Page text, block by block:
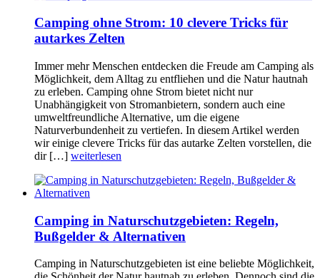
Camping ohne Strom: 10 clevere Tricks für
autarkes Zelten
Immer mehr Menschen entdecken die Freude am Camping als
Möglichkeit, dem Alltag zu entfliehen und die Natur hautnah
zu erleben. Camping ohne Strom bietet nicht nur
Unabhängigkeit von Stromanbietern, sondern auch eine
umweltfreundliche Alternative, um die eigene
Naturverbundenheit zu vertiefen. In diesem Artikel werden
wir einige clevere Tricks für das autarke Zelten vorstellen, die
dir […] weiterlesen
Camping in Naturschutzgebieten: Regeln,
Bußgelder & Alternativen
Camping in Naturschutzgebieten ist eine beliebte Möglichkeit,